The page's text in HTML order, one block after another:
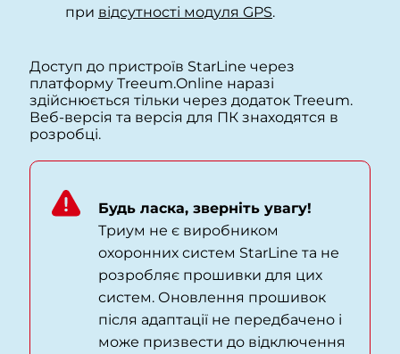
при відсутності модуля GPS.
Доступ до пристроїв StarLine через
платформу Treeum.Online наразі
здійснюється тільки через додаток Treeum.
Веб-версія та версія для ПК знаходятся в
розробці.
Будь ласка, зверніть увагу!
Триум не є виробником
охоронних систем StarLine та не
розробляє прошивки для цих
систем. Оновлення прошивок
після адаптації не передбачено і
може призвести до відключення